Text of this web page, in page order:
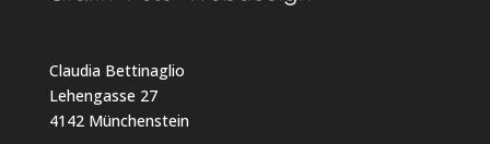
Claudia Bettinaglio
Lehengasse 27
4142 Münchenstein